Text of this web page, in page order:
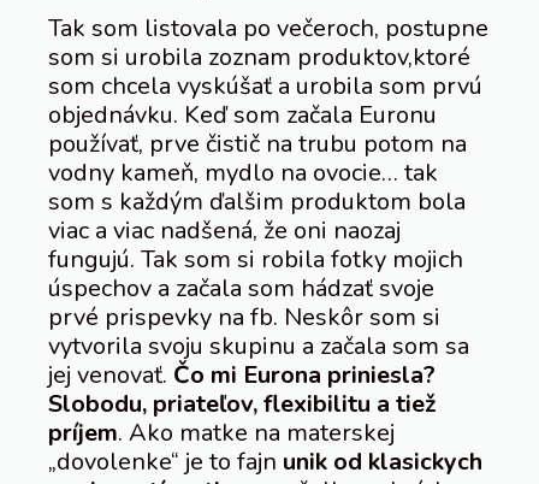
Tak som listovala po večeroch, postupne
som si urobila zoznam produktov,ktoré
som chcela vyskúšať a urobila som prvú
objednávku. Keď som začala Euronu
používať, prve čistič na trubu potom na
vodny kameň, mydlo na ovocie… tak
som s každým ďalšim produktom bola
viac a viac nadšená, že oni naozaj
fungujú. Tak som si robila fotky mojich
úspechov a začala som hádzať svoje
prvé prispevky na fb. Neskôr som si
vytvorila svoju skupinu a začala som sa
jej venovať. Čo mi Eurona priniesla?
Slobodu, priateľov, flexibilitu a tiež
príjem. Ako matke na materskej
„dovolenke“ je to fajn unik od klasickych